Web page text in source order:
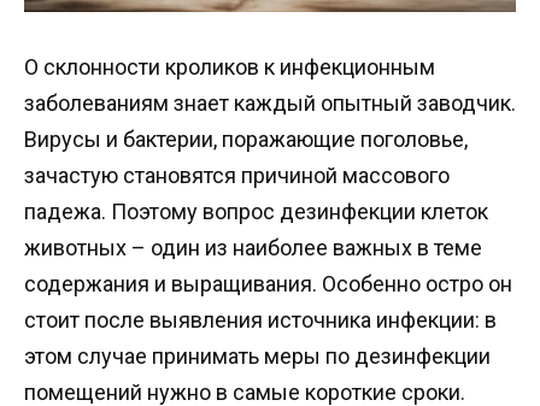
О склонности кроликов к инфекционным
заболеваниям знает каждый опытный заводчик.
Вирусы и бактерии, поражающие поголовье,
зачастую становятся причиной массового
падежа. Поэтому вопрос дезинфекции клеток
животных – один из наиболее важных в теме
содержания и выращивания. Особенно остро он
стоит после выявления источника инфекции: в
этом случае принимать меры по дезинфекции
помещений нужно в самые короткие сроки.